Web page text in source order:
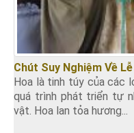
Chút Suy Nghiệm Về
Hoa là tinh túy của các
quá trình phát triển tự
vật. Hoa lan tỏa hương...